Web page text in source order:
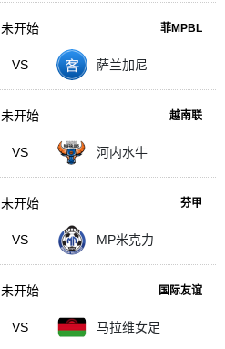
菲MPBL
VS 萨兰加尼
未开始
越南联
VS 河内水牛
未开始
芬甲
VS MP米克力
未开始
国际友谊
VS 马拉维女足
未开始